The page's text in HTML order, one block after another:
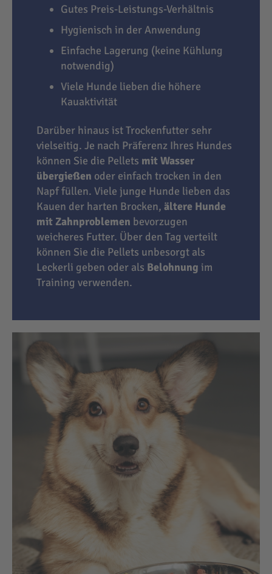
Gutes Preis-Leistungs-Verhältnis
Hygienisch in der Anwendung
Einfache Lagerung (keine Kühlung
notwendig)
Viele Hunde lieben die höhere
Kauaktivität
Darüber hinaus ist Trockenfutter sehr
vielseitig. Je nach Präferenz Ihres Hundes
können Sie die Pellets mit Wasser
übergießen oder einfach trocken in den
Napf füllen. Viele junge Hunde lieben das
Kauen der harten Brocken, ältere Hunde
mit Zahnproblemen bevorzugen
weicheres Futter. Über den Tag verteilt
können Sie die Pellets unbesorgt als
Leckerli geben oder als Belohnung im
Training verwenden.